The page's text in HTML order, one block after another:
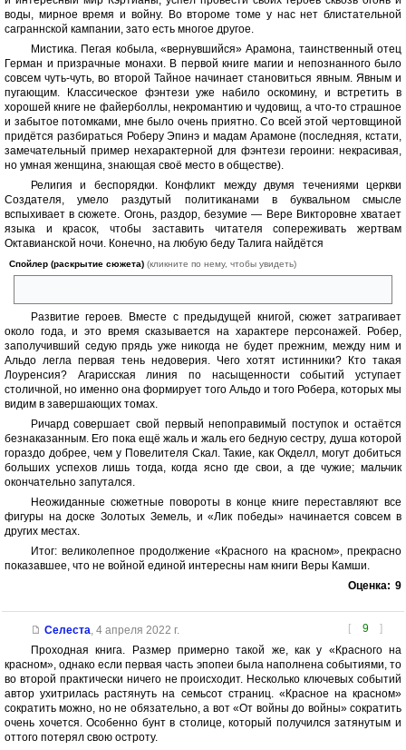
воды, мирное время и войну. Во второме томе у нас нет блистательной
саграннской кампании, зато есть многое другое.
Мистика. Пегая кобыла, «вернувшийся» Арамона, таинственный отец
Герман и призрачные монахи. В первой книге магии и непознанного было
совсем чуть-чуть, во второй Тайное начинает становиться явным. Явным и
пугающим. Классическое фэнтези уже набило оскомину, и встретить в
хорошей книге не файерболлы, некромантию и чудовищ, а что-то страшное
и забытое потомками, мне было очень приятно. Со всей этой чертовщиной
придётся разбираться Роберу Эпинэ и мадам Арамоне (последняя, кстати,
замечательный пример нехарактерной для фэнтези героини: некрасивая,
но умная женщина, знающая своё место в обществе).
Религия и беспорядки. Конфликт между двумя течениями церкви
Создателя, умело раздутый политиканами в буквальном смысле
вспыхивает в сюжете. Огонь, раздор, безумие — Вере Викторовне хватает
языка и красок, чтобы заставить читателя сопереживать жертвам
Октавианской ночи. Конечно, на любую беду Талига найдётся
Спойлер (раскрытие сюжета) (кликните по нему, чтобы увидеть)
Развитие героев. Вместе с предыдущей книгой, сюжет затрагивает
около года, и это время сказывается на характере персонажей. Робер,
заполучивший седую прядь уже никогда не будет прежним, между ним и
Альдо легла первая тень недоверия. Чего хотят истинники? Кто такая
Лоуренсия? Агарисская линия по насыщенности событий уступает
столичной, но именно она формирует того Альдо и того Робера, которых мы
видим в завершающих томах.
Ричард совершает свой первый непоправимый поступок и остаётся
безнаказанным. Его пока ещё жаль и жаль его бедную сестру, душа которой
гораздо добрее, чем у Повелителя Скал. Такие, как Окделл, могут добиться
больших успехов лишь тогда, когда ясно где свои, а где чужие; мальчик
окончательно запутался.
Неожиданные сюжетные повороты в конце книге переставляют все
фигуры на доске Золотых Земель, и «Лик победы» начинается совсем в
других местах.
Итог: великолепное продолжение «Красного на красном», прекрасно
показавшее, что не войной единой интересны нам книги Веры Камши.
Оценка: 9
[ 9 ]
Селеста, 4 апреля 2022 г.
Проходная книга. Размер примерно такой же, как у «Красного на
красном», однако если первая часть эпопеи была наполнена событиями, то
во второй практически ничего не происходит. Несколько ключевых событий
автор ухитрилась растянуть на семьсот страниц. «Красное на красном»
сократить можно, но не обязательно, а вот «От войны до войны» сократить
очень хочется. Особенно бунт в столице, который получился затянутым и
оттого потерял свою остроту.